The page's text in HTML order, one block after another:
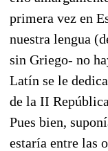
primera vez en
nuestra lengua
sin Griego- no
Latín se le
de la II
Pues bien,
estaría entre las